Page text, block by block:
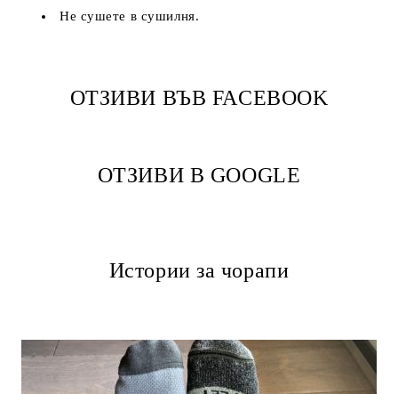
Не сушете в сушилня.
ОТЗИВИ ВЪВ FACEBOOK
ОТЗИВИ В GOOGLE
Истории за чорапи